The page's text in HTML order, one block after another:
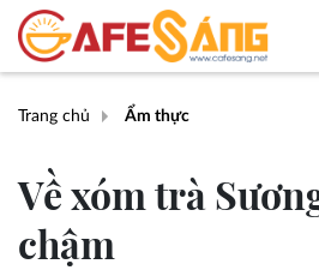
Trang chủ Ẩm thực
Về xóm trà
chậm